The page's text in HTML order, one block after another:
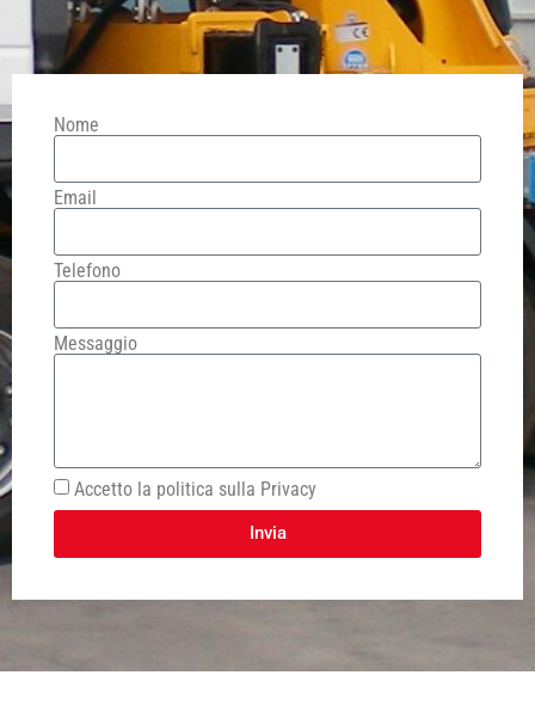
Nome
Email
Telefono
Messaggio
Accetto la politica sulla Privacy
Invia